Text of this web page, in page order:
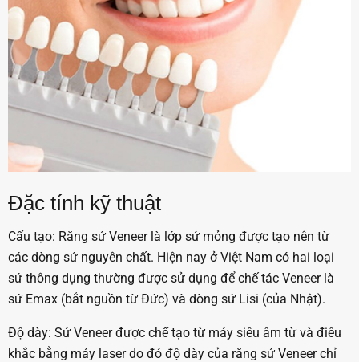
Đặc tính kỹ thuật
Cấu tạo: Răng sứ Veneer là lớp sứ mỏng được tạo nên từ
các dòng sứ nguyên chất. Hiện nay ở Việt Nam có hai loại
sứ thông dụng thường được sử dụng để chế tác Veneer là
sứ Emax (bắt nguồn từ Đức) và dòng sứ Lisi (của Nhật).
Độ dày: Sứ Veneer được chế tạo từ máy siêu âm từ và điêu
khắc bằng máy laser do đó độ dày của răng sứ Veneer chỉ